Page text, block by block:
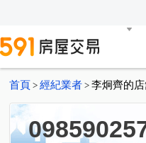
首頁 > 經紀業者 > 李炯齊的